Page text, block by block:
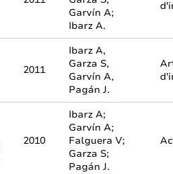
Garvín A;
Ibarz A.
2011
Ibarz A,
Garza S,
Garvín A,
Pagán J.
2010
Ibarz A;
Garvín A;
Falguera V;
Garza S;
Pagán J.